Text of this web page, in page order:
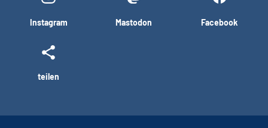
Instagram Mastodon Facebook
teilen